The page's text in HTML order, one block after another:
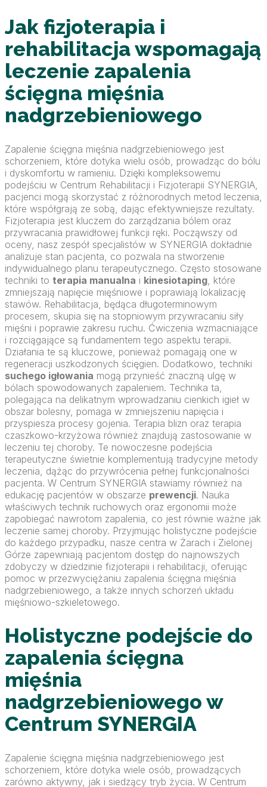
Jak fizjoterapia i
rehabilitacja wspomagają
leczenie zapalenia
ścięgna mięśnia
nadgrzebieniowego
Zapalenie ścięgna mięśnia nadgrzebieniowego jest
schorzeniem, które dotyka wielu osób, prowadząc do bólu
i dyskomfortu w ramieniu. Dzięki kompleksowemu
podejściu w Centrum Rehabilitacji i Fizjoterapii SYNERGIA,
pacjenci mogą skorzystać z różnorodnych metod leczenia,
które współgrają ze sobą, dając efektywniejsze rezultaty.
Fizjoterapia jest kluczem do zarządzania bólem oraz
przywracania prawidłowej funkcji ręki. Począwszy od
oceny, nasz zespół specjalistów w SYNERGIA dokładnie
analizuje stan pacjenta, co pozwala na stworzenie
indywidualnego planu terapeutycznego. Często stosowane
techniki to terapia manualna i kinesiotaping , które
zmniejszają napięcie mięśniowe i poprawiają lokalizację
stawów. Rehabilitacja, będąca długoterminowym
procesem, skupia się na stopniowym przywracaniu siły
mięśni i poprawie zakresu ruchu. Ćwiczenia wzmacniające
i rozciągające są fundamentem tego aspektu terapii.
Działania te są kluczowe, ponieważ pomagają one w
regeneracji uszkodzonych ścięgien. Dodatkowo, techniki
suchego igłowania mogą przynieść znaczną ulgę w
bólach spowodowanych zapaleniem. Technika ta,
polegająca na delikatnym wprowadzaniu cienkich igieł w
obszar bolesny, pomaga w zmniejszeniu napięcia i
przyspiesza procesy gojenia. Terapia blizn oraz terapia
czaszkowo-krzyżowa również znajdują zastosowanie w
leczeniu tej choroby. Te nowoczesne podejścia
terapeutyczne świetnie komplementują tradycyjne metody
leczenia, dążąc do przywrócenia pełnej funkcjonalności
pacjenta. W Centrum SYNERGIA stawiamy również na
edukację pacjentów w obszarze prewencji. Nauka
właściwych technik ruchowych oraz ergonomii może
zapobiegać nawrotom zapalenia, co jest równie ważne jak
leczenie samej choroby. Przyjmując holistyczne podejście
do każdego przypadku, nasze centra w Żarach i Zielonej
Górze zapewniają pacjentom dostęp do najnowszych
zdobyczy w dziedzinie fizjoterapii i rehabilitacji, oferując
pomoc w przezwyciężaniu zapalenia ścięgna mięśnia
nadgrzebieniowego, a także innych schorzeń układu
mięśniowo-szkieletowego.
Holistyczne podejście do
zapalenia ścięgna
mięśnia
nadgrzebieniowego w
Centrum SYNERGIA
Zapalenie ścięgna mięśnia nadgrzebieniowego jest
schorzeniem, które dotyka wiele osób, prowadzących
zarówno aktywny, jak i siedzący tryb życia. W Centrum